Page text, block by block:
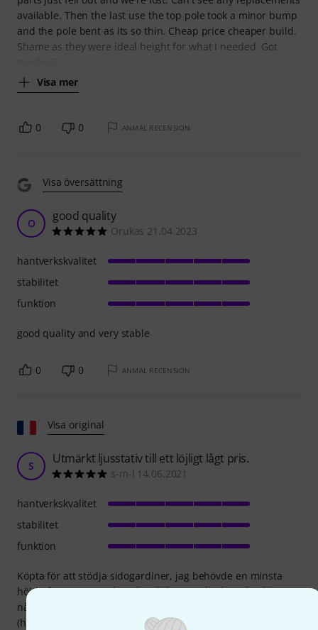
available. Then the last use the top pole took a minor bump
and the pole bent as its so thin. Cheap price cheaper build.
Shame as they were ideal height for what I needed. Got
Visa mer
0 0 ANMÄL RECENSION
Visa översättning
O good quality
Orukas 21.04.2023
good quality and very stable
hantverkskvalitet
stabilitet
funktion
0 0 ANMÄL RECENSION
Visa original
S Utmärkt ljusstativ till ett löjligt lågt pris.
s-m-l 14.06.2021
Köpta för att stödja sidogardiner, jag behövde en minsta
höjd på tre meter och god stabilitet. Jag hade redan köpt
några Millenium-stativ
(https://www.thomann.de/fr/
hantverkskvalitet
stabilitet
funktion